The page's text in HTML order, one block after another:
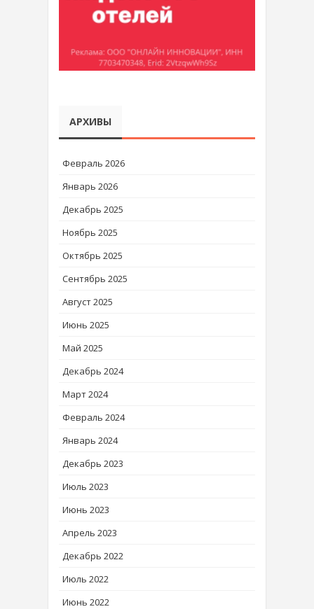
АРХИВЫ
Февраль 2026
Январь 2026
Декабрь 2025
Ноябрь 2025
Октябрь 2025
Сентябрь 2025
Август 2025
Июнь 2025
Май 2025
Декабрь 2024
Март 2024
Февраль 2024
Январь 2024
Декабрь 2023
Июль 2023
Июнь 2023
Апрель 2023
Декабрь 2022
Июль 2022
Июнь 2022